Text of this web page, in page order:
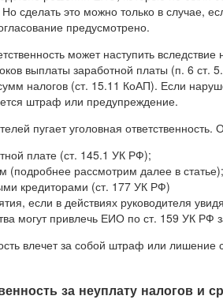
сделать это можно только в случае,
предусмотрено.
может наступить
выплаты заработной платы (п. 6 ст.
налогов (ст. 15.11 КоАП). Если
штраф или предупреждение.
пугает уголовная
плате (ст. 145.1 УК РФ);
(подробнее рассмотрим далее в статье);
кредиторами (ст. 177 УК РФ)
если в действиях руководителя
могут привлечь ЕИО по ст. 159 УК РФ
влечет за собой штраф или
за неуплату налогов и